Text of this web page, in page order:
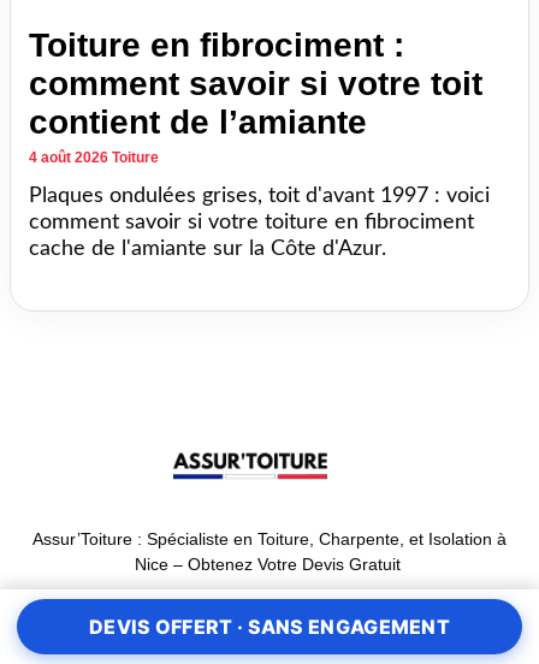
Toiture en fibrociment :
comment savoir si votre toit
contient de l’amiante
4 août 2026 Toiture
Plaques ondulées grises, toit d'avant 1997 : voici
comment savoir si votre toiture en fibrociment
cache de l'amiante sur la Côte d'Azur.
Assur’Toiture : Spécialiste en Toiture, Charpente, et Isolation à
Nice – Obtenez Votre Devis Gratuit
DEVIS OFFERT · SANS ENGAGEMENT